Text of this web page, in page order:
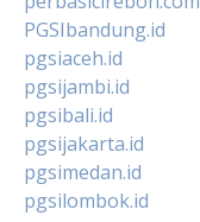
PGSIbandung.id
pgsiaceh.id
pgsijambi.id
pgsibali.id
pgsijakarta.id
pgsimedan.id
pgsilombok.id